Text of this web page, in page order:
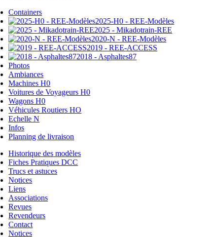
Containers
2025-H0 - REE-Modèles
2025 - Mikadotrain-REE
2020-N - REE-Modèles
2019 - REE-ACCESS
2018 - Asphaltes87
Photos
Ambiances
Machines H0
Voitures de Voyageurs H0
Wagons H0
Véhicules Routiers HO
Echelle N
Infos
Planning de livraison
Historique des modèles
Fiches Pratiques DCC
Trucs et astuces
Notices
Liens
Associations
Revues
Revendeurs
Contact
Notices